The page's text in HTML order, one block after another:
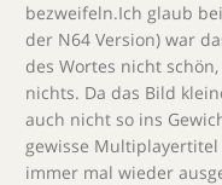
bezweifeln.Ich glaub
der N64 Version) war
des Wortes nicht
nichts. Da das Bild
auch nicht so ins
gewisse Multiplayertitel
immer mal wieder